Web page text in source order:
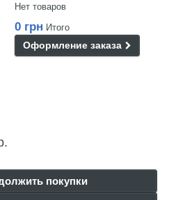
Нет товаров
0 грн Итого
Оформление заказа
покупки